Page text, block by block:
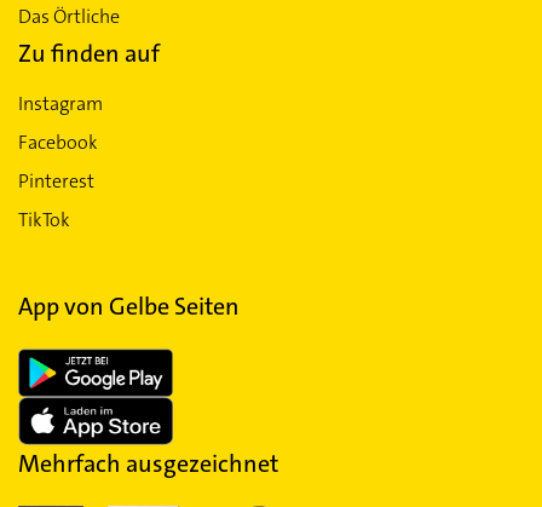
Das Örtliche
Zu finden auf
Instagram
Facebook
Pinterest
TikTok
App von Gelbe Seiten
Mehrfach ausgezeichnet